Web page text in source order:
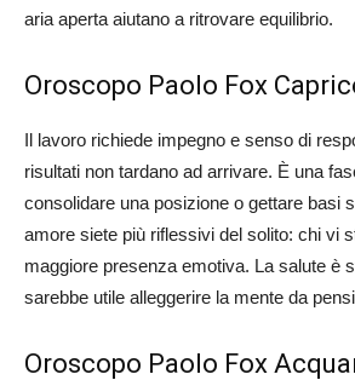
aria aperta aiutano a ritrovare equilibrio.
Oroscopo Paolo Fox
Il lavoro richiede impegno e senso di
risultati non tardano ad arrivare. È una
consolidare una posizione o gettare basi
amore siete più riflessivi del solito: chi vi
maggiore presenza emotiva. La salute è
sarebbe utile alleggerire la mente da
Oroscopo Paolo Fox